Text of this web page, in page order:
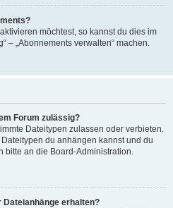
möchtest, so kannst du dies im
– „Abonnements verwalten“ machen.
Forum zulässig?
Dateitypen zulassen oder verbieten.
du anhängen kannst und du
bitte an die Board-Administration.
Dateianhänge erhalten?